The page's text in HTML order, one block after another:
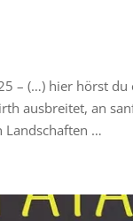
– (…) hier hörst du
ausbreitet, an
Landschaften …